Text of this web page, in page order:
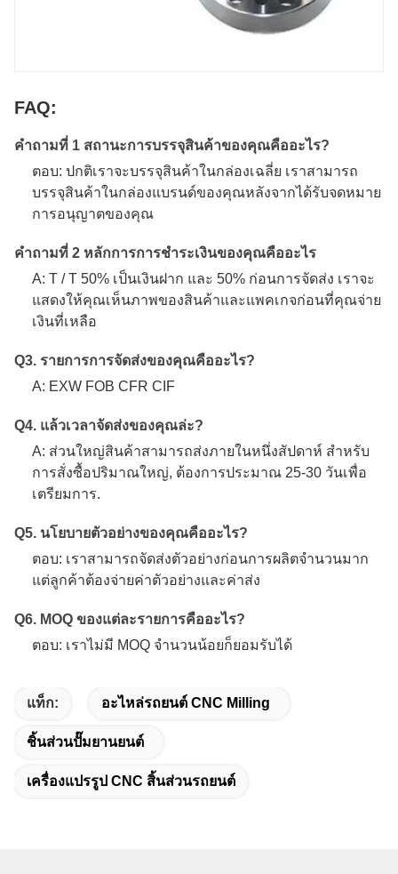
FAQ:
คําถามที่ 1 สถานะการบรรจุสินค้าของคุณคืออะไร?
ตอบ: ปกติเราจะบรรจุสินค้าในกล่องเฉลี่ย เราสามารถ
บรรจุสินค้าในกล่องแบรนด์ของคุณหลังจากได้รับจดหมาย
การอนุญาตของคุณ
คําถามที่ 2 หลักการการชําระเงินของคุณคืออะไร
A: T / T 50% เป็นเงินฝาก และ 50% ก่อนการจัดส่ง เราจะ
แสดงให้คุณเห็นภาพของสินค้าและแพคเกจก่อนที่คุณจ่าย
เงินที่เหลือ
Q3. รายการการจัดส่งของคุณคืออะไร?
A: EXW FOB CFR CIF
Q4. แล้วเวลาจัดส่งของคุณล่ะ?
A: ส่วนใหญ่สินค้าสามารถส่งภายในหนึ่งสัปดาห์ สําหรับ
การสั่งซื้อปริมาณใหญ่, ต้องการประมาณ 25-30 วันเพื่อ
เตรียมการ.
Q5. นโยบายตัวอย่างของคุณคืออะไร?
ตอบ: เราสามารถจัดส่งตัวอย่างก่อนการผลิตจํานวนมาก
แต่ลูกค้าต้องจ่ายค่าตัวอย่างและค่าส่ง
Q6. MOQ ของแต่ละรายการคืออะไร?
ตอบ: เราไม่มี MOQ จํานวนน้อยก็ยอมรับได้
แท็ก: อะไหล่รถยนต์ CNC Milling
ชิ้นส่วนปั๊มยานยนต์
เครื่องแปรรูป CNC สิ้นส่วนรถยนต์